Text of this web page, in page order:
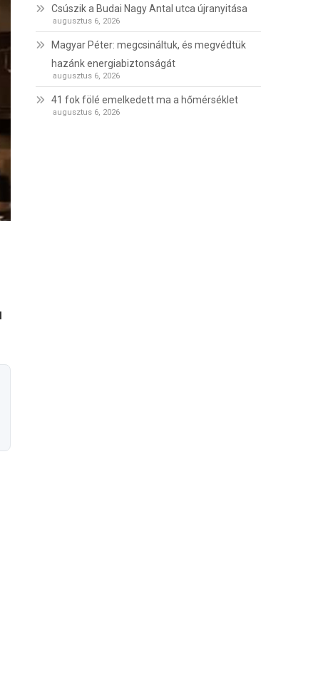
Csúszik a Budai Nagy Antal utca újranyitása
augusztus 6, 2026
Magyar Péter: megcsináltuk, és megvédtük
hazánk energiabiztonságát
augusztus 6, 2026
41 fok fölé emelkedett ma a hőmérséklet
augusztus 6, 2026